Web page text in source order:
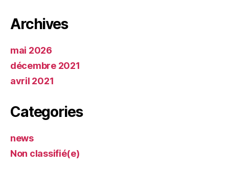
Archives
mai 2026
décembre 2021
avril 2021
Categories
news
Non classifié(e)